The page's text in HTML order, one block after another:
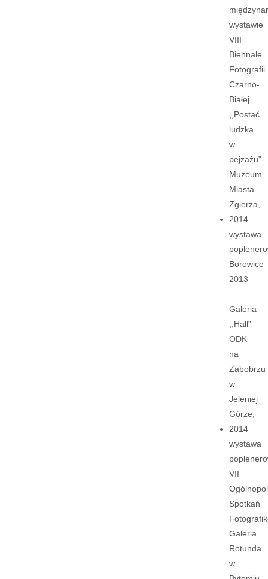
wystawie
VIII
Biennale
Fotografii
Czarno-
Białej
,,Postać
ludzka
w
pejzażu”-
Muzeum
Miasta
Zgierza,
2014
wystawa
Borowice
2013
–
Galeria
,,Hall”
ODK
na
Zabobrzu
w
Jeleniej
Górze,
2014
wystawa
VII
Spotkań
Galeria
Rotunda
w